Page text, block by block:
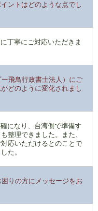
ントはどのような点でし
丁寧にご対応いただきま
飛鳥行政書士法人）にご
どのように変化されまし
になり、台湾側で準備す
整理できました。また、
応いただけるとのことで
た。
りの方にメッセージをお